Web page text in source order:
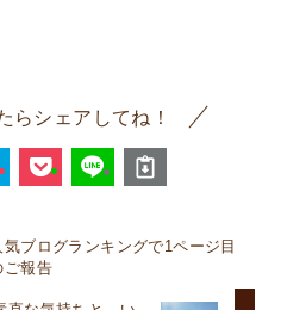
らシェアしてね！
気ブログランキングで1ページ目
ご報告